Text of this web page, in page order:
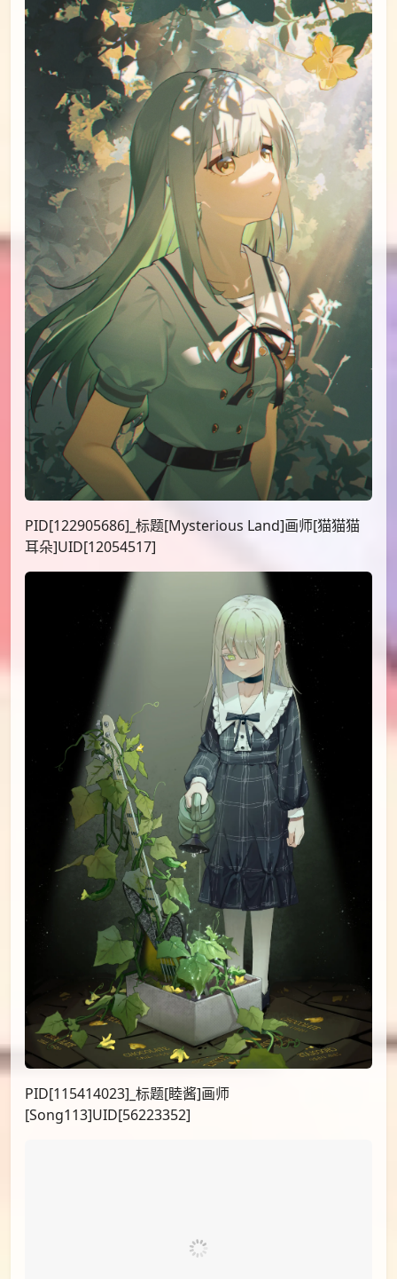
PID[122905686]_标题[Mysterious Land]画师[猫猫猫
耳朵]UID[12054517]
PID[115414023]_标题[睦酱]画师
[Song113]UID[56223352]